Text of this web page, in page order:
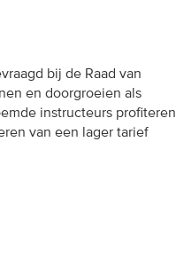
bij de Raad van
en doorgroeien als
instructeurs profiteren
van een lager tarief